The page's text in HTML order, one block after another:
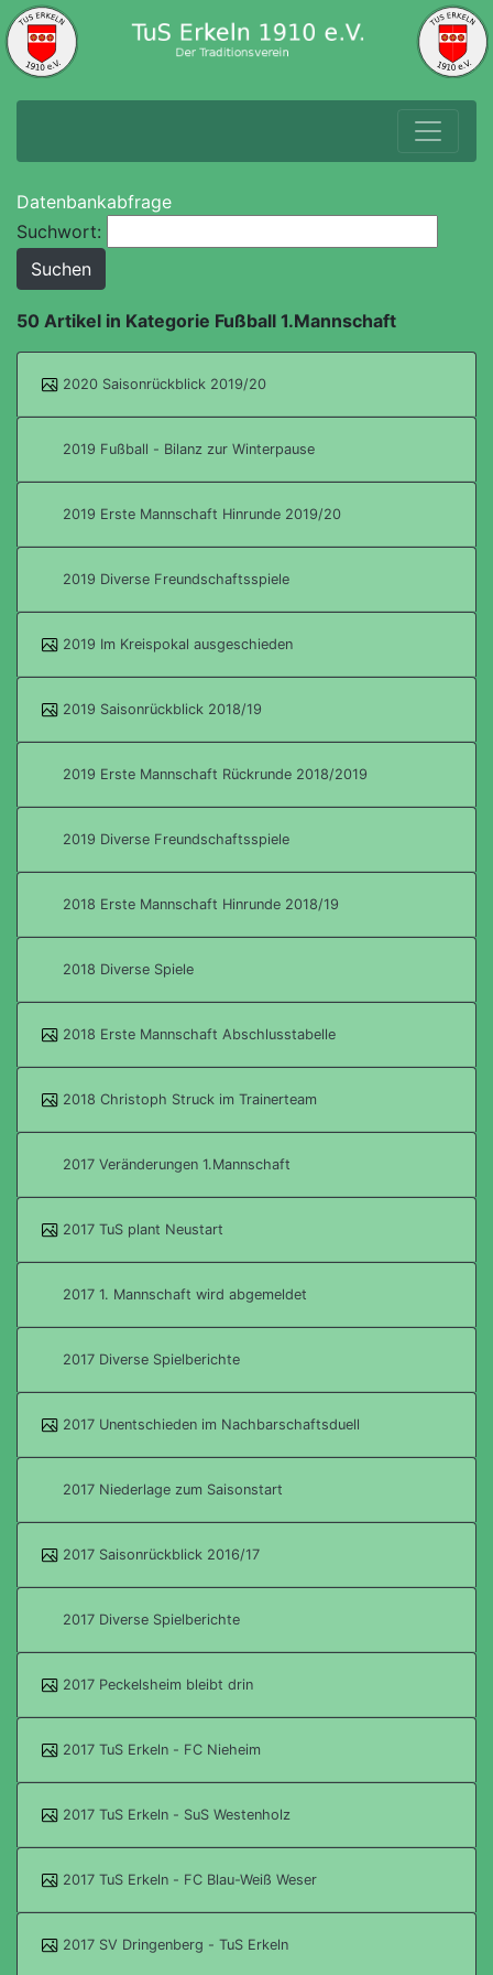
Datenbankabfrage
Suchwort:
50 Artikel in Kategorie Fußball 1.Mannschaft
2020 Saisonrückblick 2019/20
2019 Fußball - Bilanz zur Winterpause
2019 Erste Mannschaft Hinrunde 2019/20
2019 Diverse Freundschaftsspiele
2019 Im Kreispokal ausgeschieden
2019 Saisonrückblick 2018/19
2019 Erste Mannschaft Rückrunde 2018/2019
2019 Diverse Freundschaftsspiele
2018 Erste Mannschaft Hinrunde 2018/19
2018 Diverse Spiele
2018 Erste Mannschaft Abschlusstabelle
2018 Christoph Struck im Trainerteam
2017 Veränderungen 1.Mannschaft
2017 TuS plant Neustart
2017 1. Mannschaft wird abgemeldet
2017 Diverse Spielberichte
2017 Unentschieden im Nachbarschaftsduell
2017 Niederlage zum Saisonstart
2017 Saisonrückblick 2016/17
2017 Diverse Spielberichte
2017 Peckelsheim bleibt drin
2017 TuS Erkeln - FC Nieheim
2017 TuS Erkeln - SuS Westenholz
2017 TuS Erkeln - FC Blau-Weiß Weser
2017 SV Dringenberg - TuS Erkeln